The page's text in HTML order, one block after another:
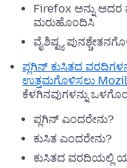
Firefox ಅನ್ನು
ಮರುಹೊಂದಿಸಿ
ವೈಶಿಷ್ಟ್ಯ
ಪ್ಲಗಿನ್ ಕುಸಿತದ
ಉತ್ತಮಗೊಳಿಸಲು
ಕೆಳಗಿನವುಗಳನ್ನು
ಪ್ಲಗಿನ್ ಎಂದರೇನು?
ಕುಸಿತ ಎಂದರೇನು?
ಕುಸಿತದ ವರದಿಯಲ್ಲಿ